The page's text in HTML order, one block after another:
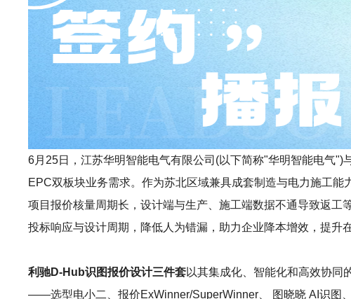
6月25日，江苏华明智能电气有限公司(以下简称"华明智能电气
EPC双板块业务需求。作为苏北区域兼具成套制造与电力施工
项目报价核量周期长，设计端与生产、施工端数据不通导致返
投标响应与设计周期，降低人为错漏，助力企业降本增效，提升
利驰D-Hub识图报价设计三件套以其集成化、智能化和高效协同
——选型电小二、报价ExWinner/SuperWinner、 图晓晓 AI识图